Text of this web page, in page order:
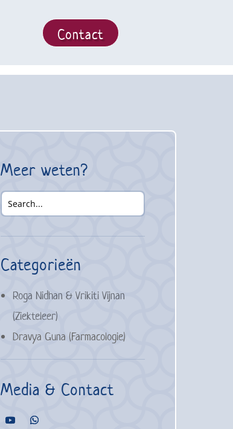
Contact
Meer weten?
Categorieën
Roga Nidhan & Vrikiti Vijnan
(Ziekteleer)
Dravya Guna (Farmacologie)
Media & Contact